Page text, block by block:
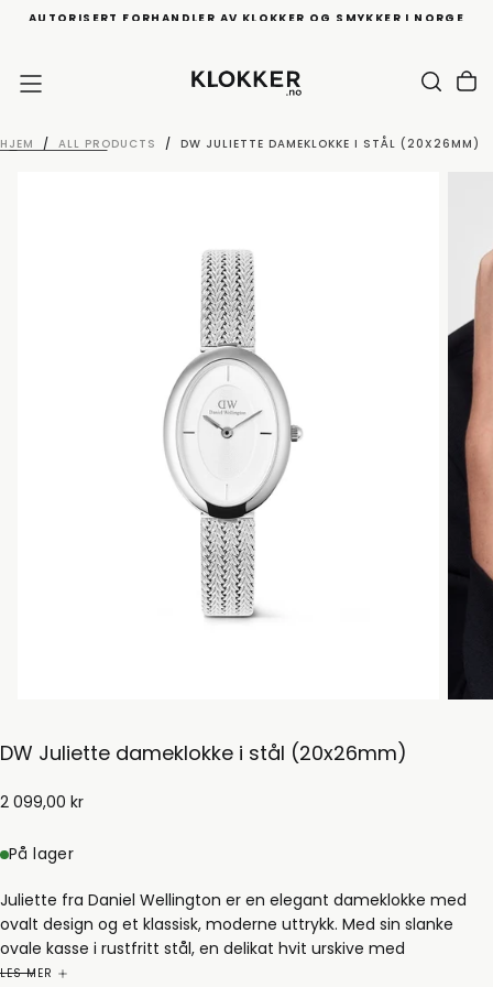
HOPP
AUTORISERT FORHANDLER AV KLOKKER OG SMYKKER I NORGE
HJEM / ALL PRODUCTS / DW JULIETTE DAMEKLOKKE I STÅL (20X26MM)
DW Juliette dameklokke i stål (20x26mm)
2
kr
Ordinær
2 099,00 kr
På lager
Juliette fra Daniel Wellington er en elegant dameklokke med
ovalt design og et klassisk, moderne uttrykk. Med sin slanke
ovale kasse i rustfritt stål, en delikat hvit urskive med
sølvfargede detaljer, og en flettet meshlenke som gir et unikt
LES MER